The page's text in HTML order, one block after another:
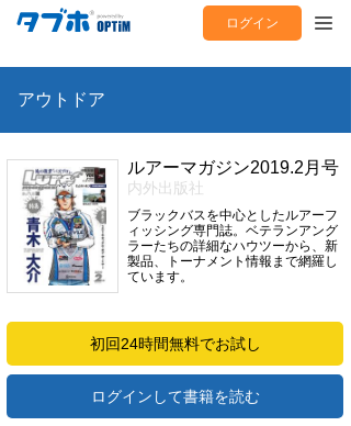
ログイン
アウトドア
ルアーマガジン2019.2月号
内外出版社
ブラックバスを中心としたルアーフ
ィッシング専門誌。ベテランアング
ラーたちの詳細なハウツーから、新
製品、トーナメント情報まで網羅し
ています。
初回24時間無料でお試し
ログインして書籍を読む